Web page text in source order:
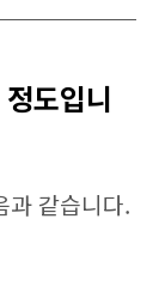
도입니
과 같습니다.